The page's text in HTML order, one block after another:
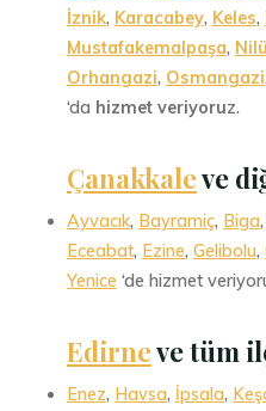
İznik, Karacabey, Keles,
Mustafakemalpaşa,
Orhangazi, Osmangazi
‘da hizmet veriyoruz.
Çanakkaleve
Ayvacık, Bayramiç, Biga,
Eceabat, Ezine,Gelibolu,
Yenice ‘de hizmet
Edirneve tüm
Enez, Havsa, İpsala,